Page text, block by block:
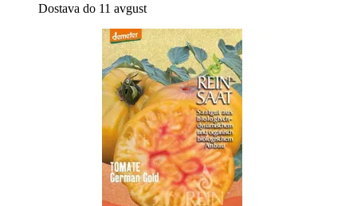
Dostava do 11 avgust